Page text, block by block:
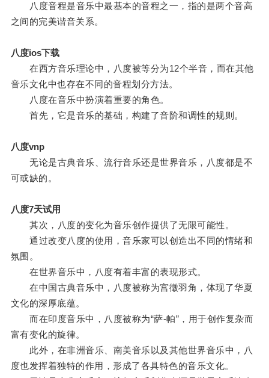
八度音程是音乐中最基本的音程之一，指的是两个音高
之间的完美谐音关系。
八度ios下载
在西方音乐理论中，八度被等分为12个半音，而在其他
音乐文化中也存在不同的音程划分方法。
八度在音乐中扮演着重要的角色。
首先，它是音乐的基础，构建了音阶和调性的规则。
八度vnp
无论是古典音乐、流行音乐还是世界音乐，八度都是不
可或缺的。
八度7天试用
其次，八度的变化为音乐创作提供了无限可能性。
通过改变八度的使用，音乐家可以创造出不同的情绪和
氛围。
在世界音乐中，八度有着丰富的表现形式。
在中国古典音乐中，八度被称为宫徵羽角，体现了华夏
文化的深厚底蕴。
而在印度音乐中，八度被称为“萨-帕”，用于创作复杂而
富有变化的旋律。
此外，在非洲音乐、南美音乐以及其他世界音乐中，八
度也发挥着独特的作用，形成了各具特色的音乐文化。